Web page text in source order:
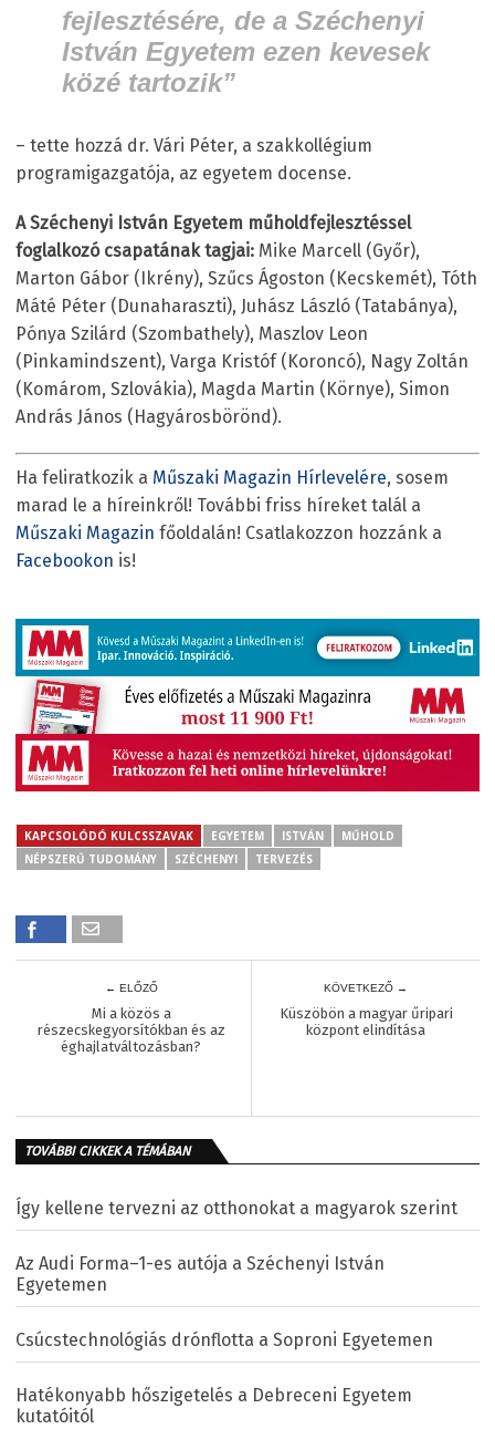
fejlesztésére, de a Széchenyi
István Egyetem ezen kevesek
közé tartozik”
– tette hozzá dr. Vári Péter, a szakkollégium
programigazgatója, az egyetem docense.
A Széchenyi István Egyetem műholdfejlesztéssel
foglalkozó csapatának tagjai: Mike Marcell (Győr),
Marton Gábor (Ikrény), Szűcs Ágoston (Kecskemét), Tóth
Máté Péter (Dunaharaszti), Juhász László (Tatabánya),
Pónya Szilárd (Szombathely), Maszlov Leon
(Pinkamindszent), Varga Kristóf (Koroncó), Nagy Zoltán
(Komárom, Szlovákia), Magda Martin (Környe), Simon
András János (Hagyárosbörönd).
Ha feliratkozik a Műszaki Magazin Hírlevelére, sosem
marad le a híreinkről! További friss híreket talál a
Műszaki Magazin főoldalán! Csatlakozzon hozzánk a
Facebookon is!
KAPCSOLÓDÓ KULCSSZAVAK EGYETEM ISTVÁN
MŰHOLD
NÉPSZERŰ TUDOMÁNY
SZÉCHENYI TERVEZÉS
← ELŐZŐ
Mi a közös a
részecskegyorsítókban és az
éghajlatváltozásban?
KÖVETKEZŐ →
Küszöbön a magyar űripari
központ elindítása
TOVÁBBI CIKKEK A TÉMÁBAN
Így kellene tervezni az otthonokat a magyarok szerint
Az Audi Forma–1-es autója a Széchenyi István
Egyetemen
Csúcstechnológiás drónflotta a Soproni Egyetemen
Hatékonyabb hőszigetelés a Debreceni Egyetem
kutatóitól